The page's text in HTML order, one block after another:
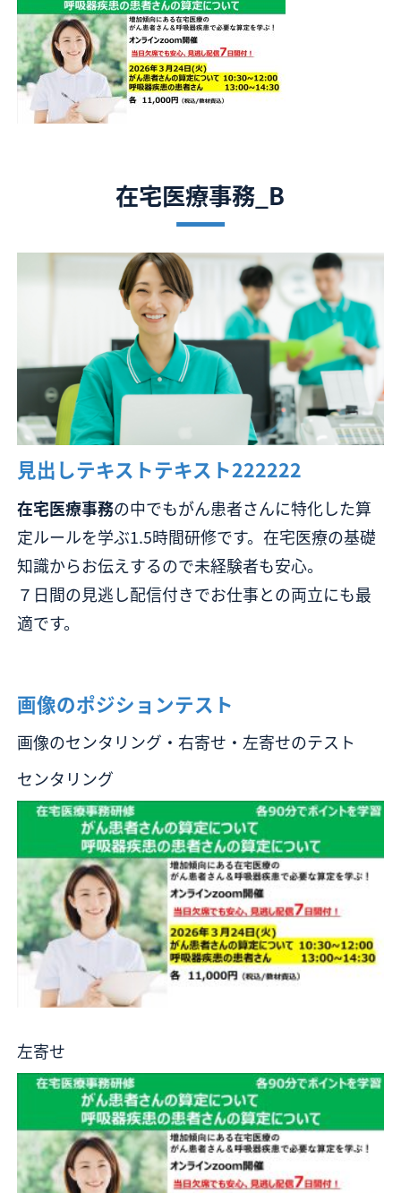
在宅医療事務_B
見出しテキストテキスト222222
在宅医療事務の中でもがん患者さんに特化した算
定ルールを学ぶ1.5時間研修です。在宅医療の基礎
知識からお伝えするので未経験者も安心。
７日間の見逃し配信付きでお仕事との両立にも最
適です。
画像のポジションテスト
画像のセンタリング・右寄せ・左寄せのテスト
センタリング
左寄せ